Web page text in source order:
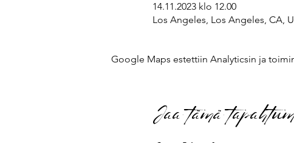
14.11.2023 klo 12.00
Los Angeles, Los Angeles, CA,
Google Maps estettiin Analyticsin ja
Jaa tämä